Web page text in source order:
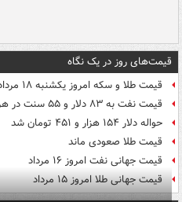
قیمت‌های روز در یک نگاه
قیمت طلا و سکه امروز یکشنبه ۱۸ مرداد ۱۴۰۵
قیمت نفت به ۸۳ دلار و ۵۵ سنت در هر بشکه رسید
حواله دلار ۱۵۴ هزار و ۴۵۱ تومان شد
قیمت طلا صعودی ماند
قیمت جهانی نفت امروز ۱۶ مرداد
قیمت جهانی طلا امروز ۱۵ مرداد